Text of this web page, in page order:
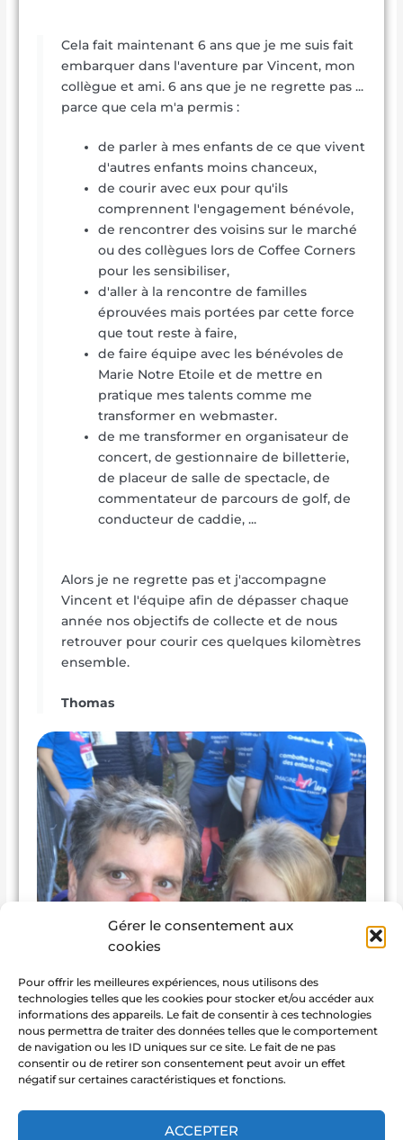
Gérer le consentement aux
cookies
Pour offrir les meilleures expériences, nous utilisons des
technologies telles que les cookies pour stocker et/ou accéder aux
informations des appareils. Le fait de consentir à ces technologies
nous permettra de traiter des données telles que le comportement
de navigation ou les ID uniques sur ce site. Le fait de ne pas
consentir ou de retirer son consentement peut avoir un effet
négatif sur certaines caractéristiques et fonctions.
ACCEPTER
Cela fait maintenant 6 ans que je me suis fait
embarquer dans l'aventure par Vincent, mon
collègue et ami. 6 ans que je ne regrette pas ...
parce que cela m'a permis :
de parler à mes enfants de ce que vivent
d'autres enfants moins chanceux,
de courir avec eux pour qu'ils
comprennent l'engagement bénévole,
de rencontrer des voisins sur le marché
ou des collègues lors de Coffee Corners
pour les sensibiliser,
d'aller à la rencontre de familles
éprouvées mais portées par cette force
que tout reste à faire,
de faire équipe avec les bénévoles de
Marie Notre Etoile et de mettre en
pratique mes talents comme me
transformer en webmaster.
de me transformer en organisateur de
concert, de gestionnaire de billetterie,
de placeur de salle de spectacle, de
commentateur de parcours de golf, de
conducteur de caddie, ...
Alors je ne regrette pas et j'accompagne
Vincent et l'équipe afin de dépasser chaque
année nos objectifs de collecte et de nous
retrouver pour courir ces quelques kilomètres
ensemble.
Thomas
MA COLLECTE